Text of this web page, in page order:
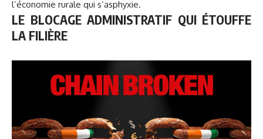
l’économie rurale qui s’asphyxie.
LE BLOCAGE ADMINISTRATIF QUI ÉTOUFFE
LA FILIÈRE